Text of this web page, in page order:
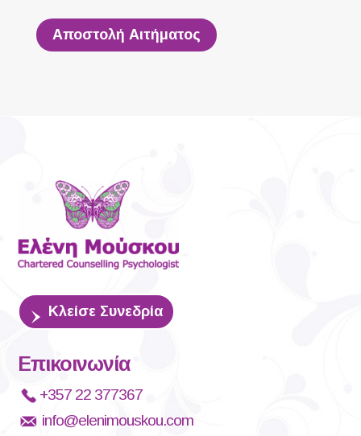
Κλείσε Συνεδρία
Επικοινωνία
+357 22 377367
info@elenimouskou.com